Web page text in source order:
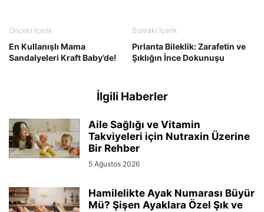
Önceki İçerik
En Kullanışlı Mama
Sandalyeleri Kraft Baby’de!
Sonraki İçerik
Pırlanta Bileklik: Zarafetin ve
Şıklığın İnce Dokunuşu
İlgili Haberler
Aile Sağlığı ve Vitamin
Takviyeleri için Nutraxin Üzerine
Bir Rehber
5 Ağustos 2026
Hamilelikte Ayak Numarası Büyür
Mü? Şişen Ayaklara Özel Şık ve